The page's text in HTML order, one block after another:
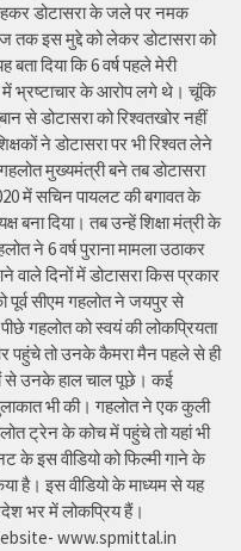
डोटासरा के जले पर नमक
तक इस मुद्दे को लेकर डोटासरा को
दिया कि 6 वर्ष पहले मेरी
में भ्रष्टाचार के आरोप लगे थे। चूंकि
से डोटासरा को रिश्वतखोर नहीं
ने डोटासरा पर भी रिश्वत लेने
मुख्यमंत्री बने तब डोटासरा
में सचिन पायलट की बगावत के
बना दिया। तब उन्हें शिक्षा मंत्री के
ने 6 वर्ष पुराना मामला उठाकर
वाले दिनों में डोटासरा किस प्रकार
पूर्व सीएम गहलोत ने जयपुर से
गहलोत को स्वयं की लोकप्रियता
पहुंचे तो उनके कैमरा मैन पहले से ही
से उनके हाल चाल पूछे। कई
भी की। गहलोत ने एक कुली
ट्रेन के कोच में पहुंचे तो यहां भी
के इस वीडियो को फिल्मी गाने के
है। इस वीडियो के माध्यम से यह
भर में लोकप्रिय हैं।
www.spmittal.in